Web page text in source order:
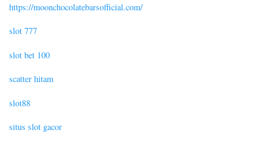
https://moonchocolatebarsofficial.com/
slot 777
slot bet 100
scatter hitam
slot88
situs slot gacor